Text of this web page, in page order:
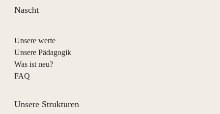
Nascht
Unsere werte
Unsere Pädagogik
Was ist neu?
FAQ
Unsere Strukturen